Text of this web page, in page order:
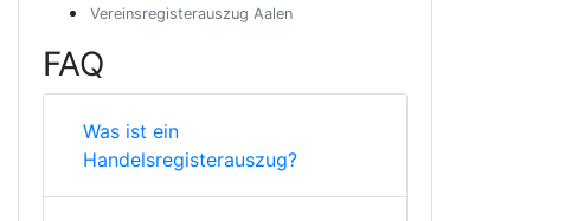
Vereinsregisterauszug Aalen
FAQ
Was ist ein
Handelsregisterauszug?